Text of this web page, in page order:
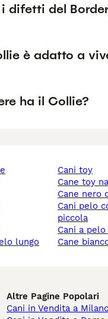
difetti del
è adatto a
ha il Collie?
lungo
cani toy
cane toy
cane nero
cani pelo corto taglia
piccola
cani a
cane
Altre Pagine Popolari
Cani in Vendita a Milano